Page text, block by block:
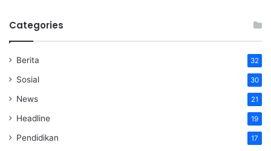
Categories
Berita 32
Sosial 30
News 21
Headline 19
Pendidikan 17